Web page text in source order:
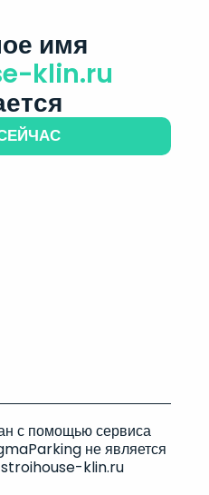
имя
klin.ru
с помощью сервиса
не является
stroihouse-klin.ru